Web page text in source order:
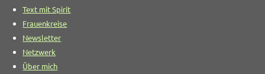
Text mit Spirit
Frauenkreise
Newsletter
Netzwerk
Über mich